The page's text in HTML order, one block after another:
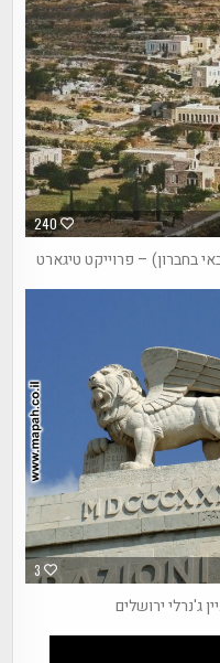
240
בחברון) – פרוייקט טיגארט
3
ג'נרלי ירושלים